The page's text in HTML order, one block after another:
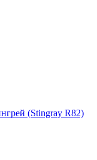
(Stingray R82)